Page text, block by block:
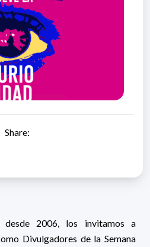
Share:
2006, los invitamos a
Divulgadores de la Semana